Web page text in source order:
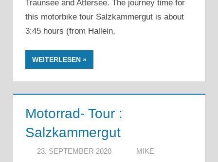
Traunsee and Attersee. The journey time for
this motorbike tour Salzkammergut is about
3:45 hours (from Hallein,
WEITERLESEN
Motorrad- Tour :
Salzkammergut
23. SEPTEMBER 2020 MIKE